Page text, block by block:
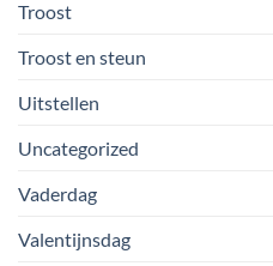
Troost
Troost en steun
Uitstellen
Uncategorized
Vaderdag
Valentijnsdag